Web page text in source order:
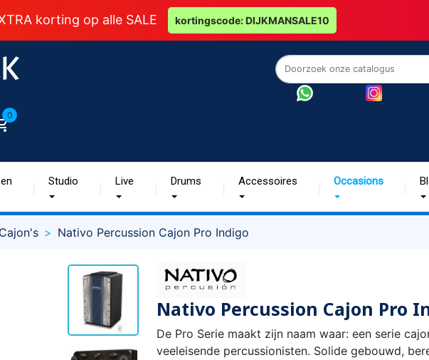
korting op alle SALE kortingscode: DIJKMANSALE10
0
Studio Live Drums Accessoires Occasions
Cajon's Nativo Percussion Cajon Pro Indigo
Nativo Percussion Cajon Pro
De Pro Serie maakt zijn naam waar: een serie
veeleisende percussionisten. Solide gebouwd,